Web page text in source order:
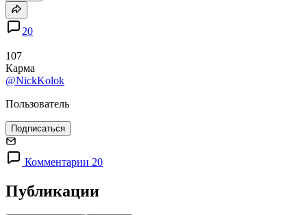
20
107
Карма
@NickKolok
Пользователь
Подписаться
Комментарии 20
Публикации